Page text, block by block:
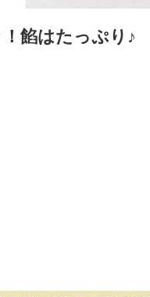
餡はたっぷり♪